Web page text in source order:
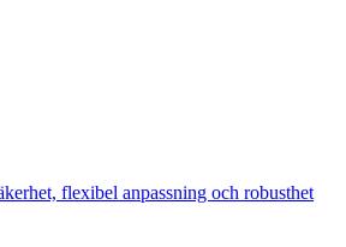
flexibel anpassning och robusthet